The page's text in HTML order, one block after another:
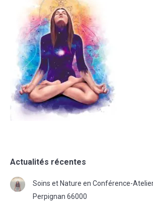
Actualités récentes
Soins et Nature en Conférence-
Perpignan 66000